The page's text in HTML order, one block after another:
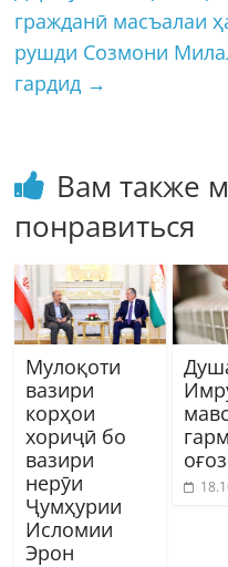
гражданӣ масъалаи
рушди Созмони
гардид →
Вам также
понравиться
Мулоқоти
вазири
корҳои
хориҷӣ бо
вазири
нерӯи
Ҷумҳурии
Исломии
Эрон